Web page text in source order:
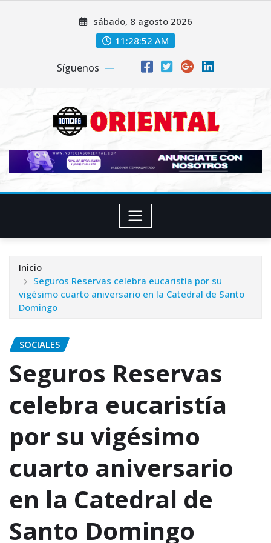
sábado, 8 agosto 2026
11:28:54 AM
Síguenos
Inicio
Seguros Reservas celebra eucaristía por su
vigésimo cuarto aniversario en la Catedral de Santo
Domingo
SOCIALES
Seguros Reservas
celebra eucaristía
por su vigésimo
cuarto aniversario
en la Catedral de
Santo Domingo